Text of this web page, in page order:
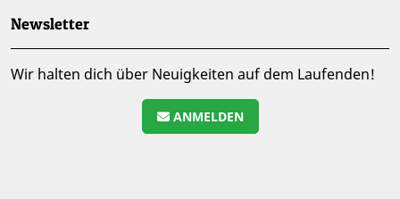
Newsletter
Wir halten dich über Neuigkeiten auf dem Laufenden!
ANMELDEN